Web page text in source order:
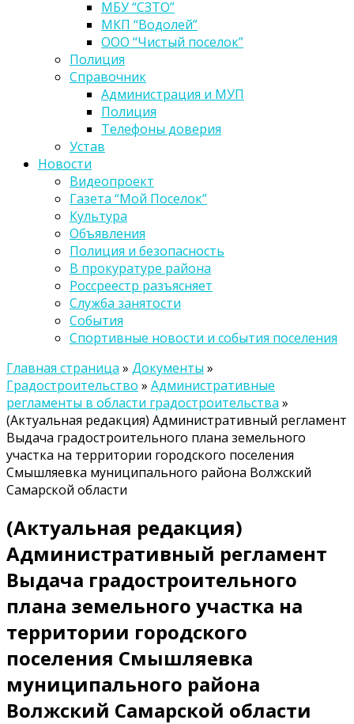
МБУ “СЗТО”
МКП “Водолей”
ООО “Чистый поселок”
Полиция
Справочник
Администрация и МУП
Полиция
Телефоны доверия
Устав
Новости
Видеопроект
Газета “Мой Поселок”
Культура
Объявления
Полиция и безопасность
В прокуратуре района
Россреестр разъясняет
Служба занятости
События
Спортивные новости и события поселения
Главная страница » Документы »
Градостроительство » Административные
регламенты в области градостроительства »
(Актуальная редакция) Административный регламент
Выдача градостроительного плана земельного
участка на территории городского поселения
Смышляевка муниципального района Волжский
Самарской области
(Актуальная редакция)
Административный регламент
Выдача градостроительного
плана земельного участка на
территории городского
поселения Смышляевка
муниципального района
Волжский Самарской области